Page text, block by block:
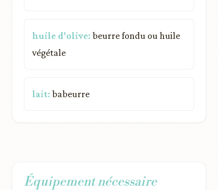
huile d'olive: beurre fondu ou huile
végétale
lait: babeurre
Équipement nécessaire